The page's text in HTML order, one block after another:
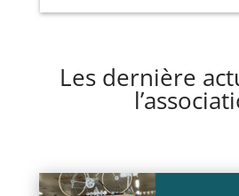
Les dernière